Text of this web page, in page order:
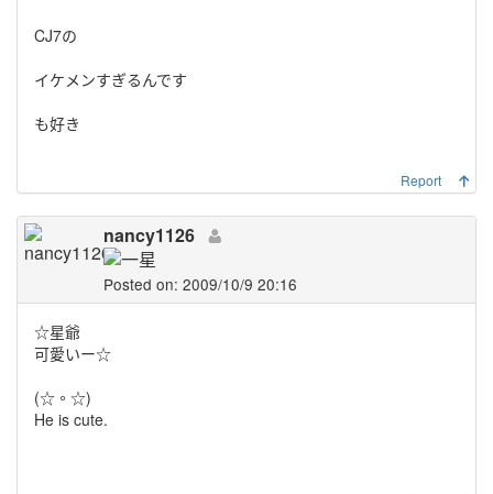
CJ7の
イケメンすぎるんです
も好き
Report
nancy1126
Posted on: 2009/10/9 20:16
☆星爺
可愛いー☆
(☆。☆)
He is cute.